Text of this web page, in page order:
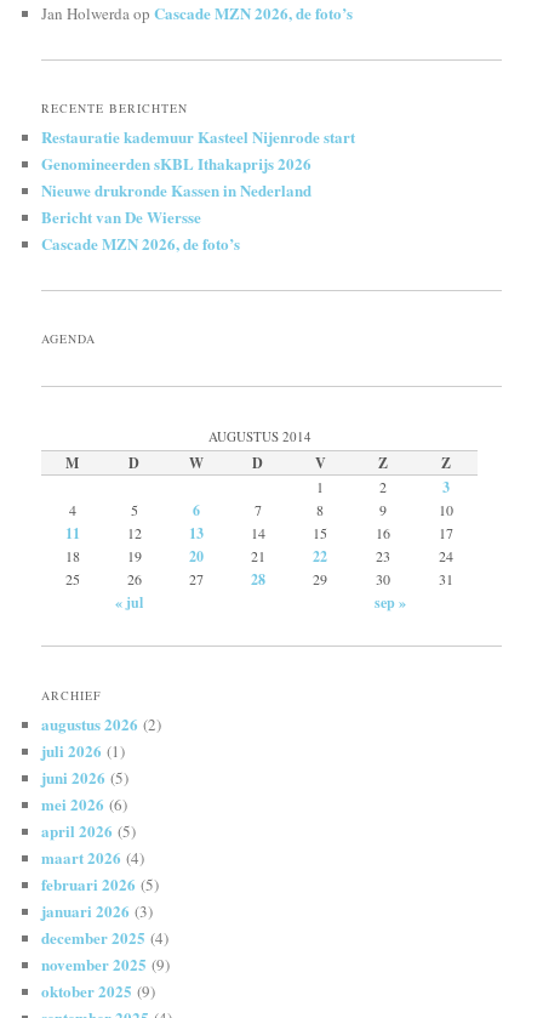
Jan HolwerdaopCascade MZN 2026, de foto’s
RECENTE BERICHTEN
Restauratie kademuur Kasteel Nijenrode start
Genomineerden sKBL Ithakaprijs 2026
Nieuwe drukronde Kassen in Nederland
Bericht van De Wiersse
Cascade MZN 2026, de foto’s
AGENDA
AUGUSTUS 2014
M D W D V Z Z
1 2 3
4 5 6 7 8 9 10
11 12 13 14 15 16
17
18
19 20 21 22 23
24
25
26 27 28 29 30 31
« jul sep »
ARCHIEF
augustus 2026 (2)
juli 2026 (1)
juni 2026 (5)
mei 2026 (6)
april 2026 (5)
maart 2026 (4)
februari 2026 (5)
januari 2026 (3)
december 2025 (4)
november 2025 (9)
oktober 2025 (9)